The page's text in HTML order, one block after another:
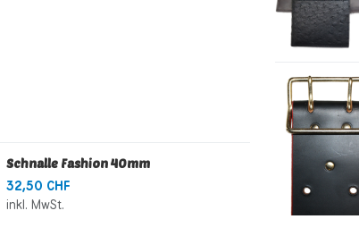
Schnalle Fashion 40mm
32,50 CHF
inkl. MwSt.